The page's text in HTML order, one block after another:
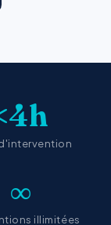
∞
illimitées